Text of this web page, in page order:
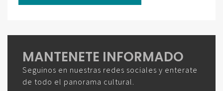
MANTENETE INFORMADO
Seguinos en nuestras redes sociales y enterate
de todo el panorama cultural.